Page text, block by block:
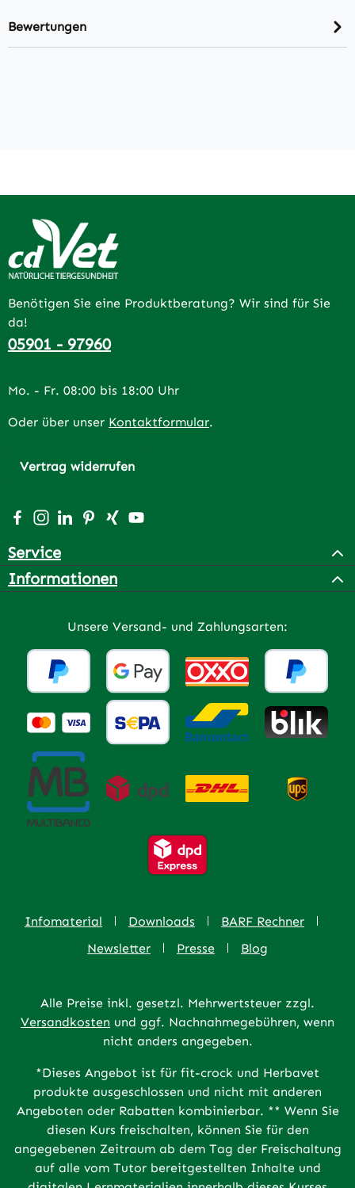
Bewertungen
Benötigen Sie eine Produktberatung? Wir sind für Sie
da!
05901 - 97960
Mo. - Fr. 08:00 bis 18:00 Uhr
Oder über unser Kontaktformular.
Vertrag widerrufen
Besuche uns auf Facebook – öffnet in neuem Tab
Schau auf Instagram vorbei – öffnet in neuem Tab
Vernetze dich mit uns auf LinkedIn – öffnet in
Lass dich auf Pinterest inspirieren – öffnet
Vernetze dich mit uns auf Xing – öffnet
Sieh dir unsere Videos auf YouTube
Service
Informationen
Unsere Versand- und Zahlungsarten:
Infomaterial Downloads
BARF Rechner
Newsletter
Presse Blog
Alle Preise inkl. gesetzl. Mehrwertsteuer zzgl.
Versandkosten und ggf. Nachnahmegebühren, wenn
nicht anders angegeben.
*Dieses Angebot ist für fit-crock und Herbavet
produkte ausgeschlossen und nicht mit anderen
Angeboten oder Rabatten kombinierbar. ** Wenn Sie
diesen Kurs freischalten, können Sie für den
angegebenen Zeitraum ab dem Tag der Freischaltung
auf alle vom Tutor bereitgestellten Inhalte und